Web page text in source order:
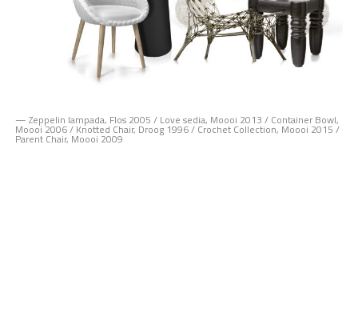
— Zeppelin lampada, Flos 2005 / Love sedia, Moooi 2013 / Container Bowl,
Moooi 2006 / Knotted Chair, Droog 1996 / Crochet Collection, Moooi 2015 /
Parent Chair, Moooi 2009